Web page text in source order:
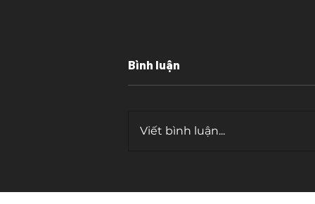
Bình luận
Viết bình luận...